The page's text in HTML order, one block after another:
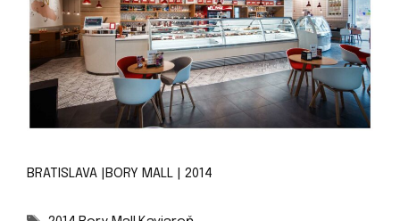
BRATISLAVA |BORY MALL | 2014